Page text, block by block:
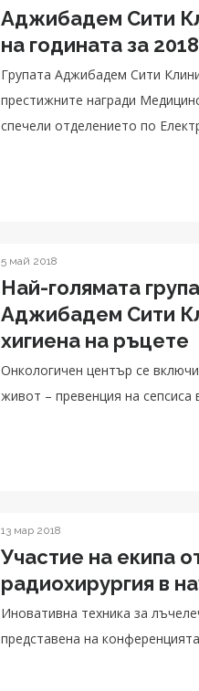
Аджибадем Сити
на годината за 2018
Групата Аджибадем Сити
престижните награди
спечели отделението по
5 май 2018
Най-голямата
Аджибадем Сити
хигиена на ръцете
Онкологичен център се
живот – превенция на сепсиса
13 мар 2018
Участие на екипа
радиохирургия в
Иновативна техника за
представена на конференцията